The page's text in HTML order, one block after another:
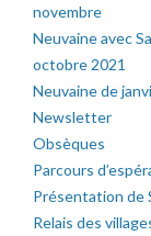
novembre
Neuvaine avec
octobre 2021
Neuvaine de
Newsletter
Obsèques
Parcours
Présentation de
Relais des